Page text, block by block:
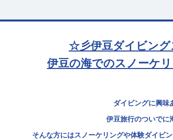
☆彡伊豆ダイビング
伊豆の海でのスノーケ
ダイビングに興味
伊豆旅行のついでに
そんな方にはスノーケリングや体験ダイビ